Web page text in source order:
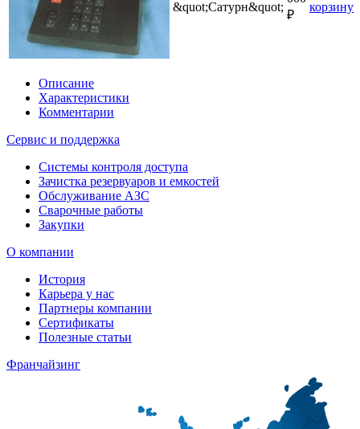
&quot;Сатурн&quot;
₽
корзину
Описание
Характеристики
Комментарии
Сервис и поддержка
Системы контроля доступа
Зачистка резервуаров и емкостей
Обслуживание АЗС
Сварочные работы
Закупки
О компании
История
Карьера у нас
Партнеры компании
Сертификаты
Полезные статьи
Франчайзинг